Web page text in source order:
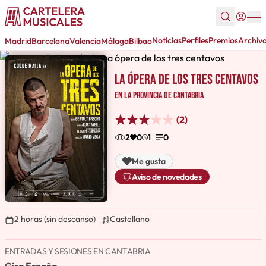
MadridBarcelonaValenciaMálagaBilbaoNoticiasPerfilesPremios
La ópera de los tres centavos
en la provincia de Cantabria
(2)
2 0 1 0
Me gusta
Aviso de novedades
2 horas (sin descanso) Castellano
ENTRADAS Y SESIONES EN CANTABRIA